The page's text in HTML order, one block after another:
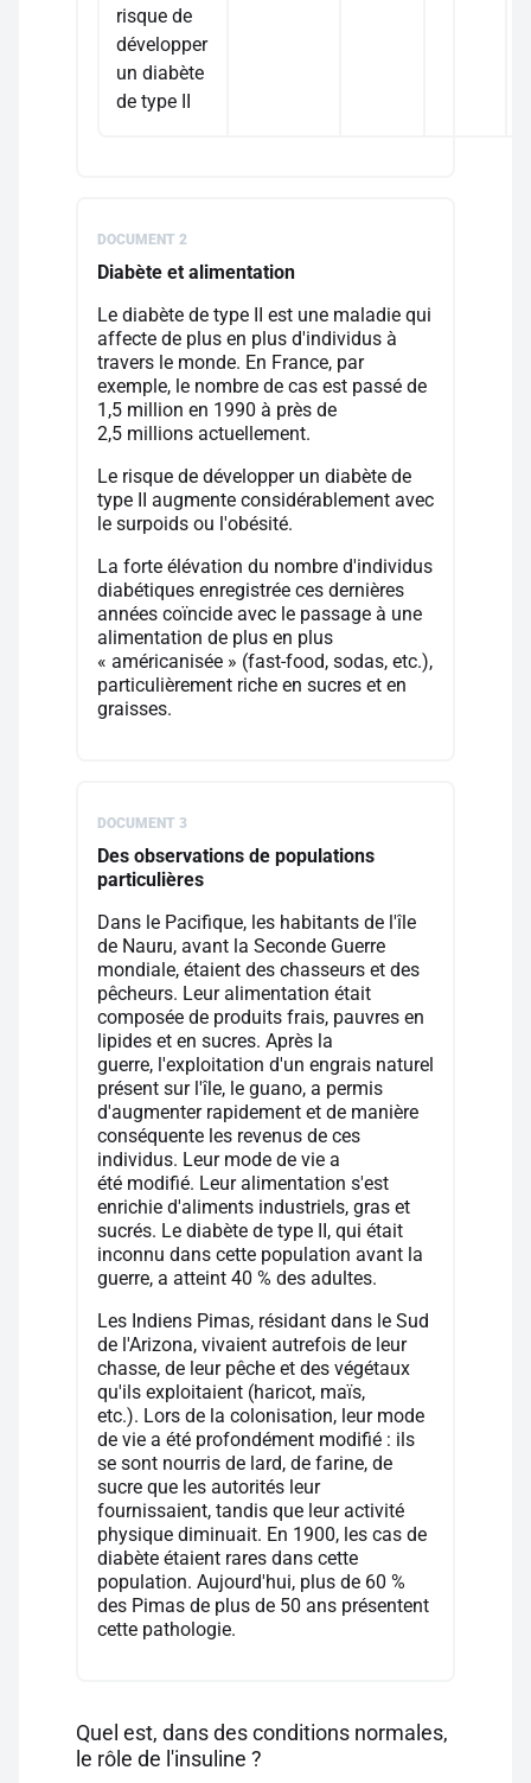
risque de
développer
un diabète
de type II
DOCUMENT 2
Diabète et alimentation
Le diabète de type II est une maladie qui
affecte de plus en plus d'individus à
travers le monde. En France, par
exemple, le nombre de cas est passé de
1,5 million en 1990 à près de
2,5 millions actuellement.
Le risque de développer un diabète de
type II augmente considérablement avec
le surpoids ou l'obésité.
La forte élévation du nombre d'individus
diabétiques enregistrée ces dernières
années coïncide avec le passage à une
alimentation de plus en plus
« américanisée » (fast-food, sodas, etc.),
particulièrement riche en sucres et en
graisses.
DOCUMENT 3
Des observations de populations
particulières
Dans le Pacifique, les habitants de l'île
de Nauru, avant la Seconde Guerre
mondiale, étaient des chasseurs et des
pêcheurs. Leur alimentation était
composée de produits frais, pauvres en
lipides et en sucres. Après la
guerre, l'exploitation d'un engrais naturel
présent sur l'île, le guano, a permis
d'augmenter rapidement et de manière
conséquente les revenus de ces
individus. Leur mode de vie a
été modifié. Leur alimentation s'est
enrichie d'aliments industriels, gras et
sucrés. Le diabète de type II, qui était
inconnu dans cette population avant la
guerre, a atteint 40 % des adultes.
Les Indiens Pimas, résidant dans le Sud
de l'Arizona, vivaient autrefois de leur
chasse, de leur pêche et des végétaux
qu'ils exploitaient (haricot, maïs,
etc.). Lors de la colonisation, leur mode
de vie a été profondément modifié : ils
se sont nourris de lard, de farine, de
sucre que les autorités leur
fournissaient, tandis que leur activité
physique diminuait. En 1900, les cas de
diabète étaient rares dans cette
population. Aujourd'hui, plus de 60 %
des Pimas de plus de 50 ans présentent
cette pathologie.
Quel est, dans des conditions normales,
le rôle de l'insuline ?